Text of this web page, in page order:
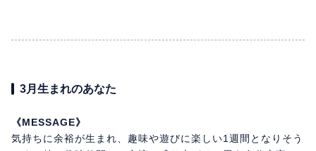
3月生まれのあなた
《MESSAGE》
気持ちに余裕が生まれ、趣味や遊びに楽しい1週間となりそう